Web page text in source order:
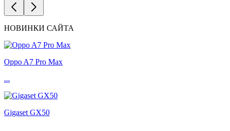
НОВИНКИ САЙТА
Oppo A7 Pro Max
...
Gigaset GX50